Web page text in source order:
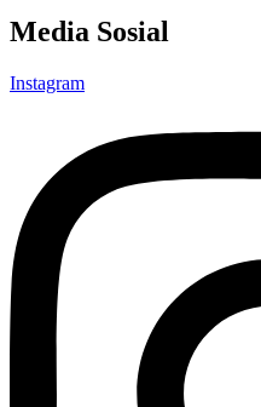
Media Sosial
Instagram